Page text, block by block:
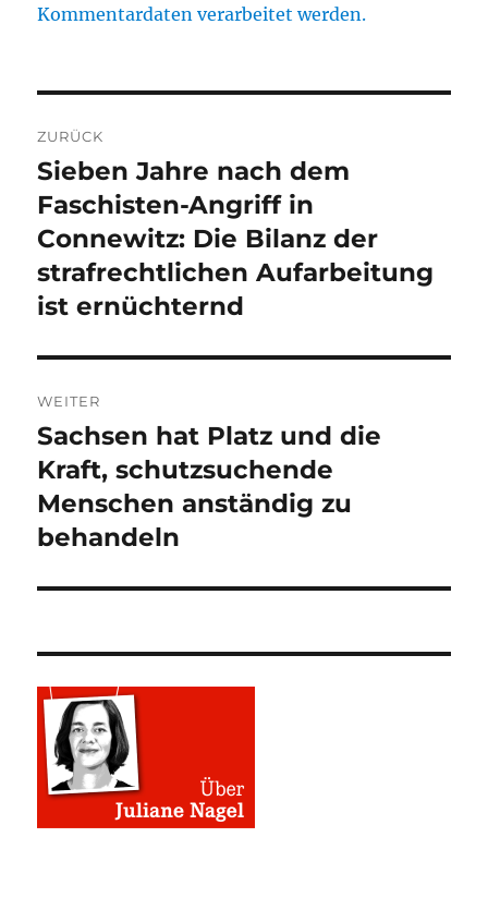
Kommentardaten verarbeitet werden.
ZURÜCK
Vorheriger
Beitrag:
Sieben Jahre nach dem
Faschisten-Angriff in
Connewitz: Die Bilanz der
strafrechtlichen Aufarbeitung
ist ernüchternd
WEITER
Nächster
Beitrag:
Sachsen hat Platz und die
Kraft, schutzsuchende
Menschen anständig zu
behandeln